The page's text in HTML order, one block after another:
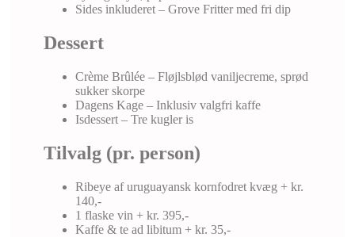
Sides inkluderet – Grove Fritter med fri dip
Dessert
Crème Brûlée – Fløjlsblød vaniljecreme, sprød
sukker skorpe
Dagens Kage – Inklusiv valgfri kaffe
Isdessert – Tre kugler is
Tilvalg (pr. person)
Ribeye af uruguayansk kornfodret kvæg + kr.
140,-
1 flaske vin + kr. 395,-
Kaffe & te ad libitum + kr. 35,-